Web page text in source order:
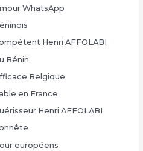
WhatsApp
Henri AFFOLABI
Bénin
Belgique
en France
Henri AFFOLABI
européens